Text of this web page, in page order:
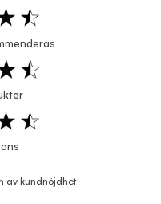
av kundnöjdhet